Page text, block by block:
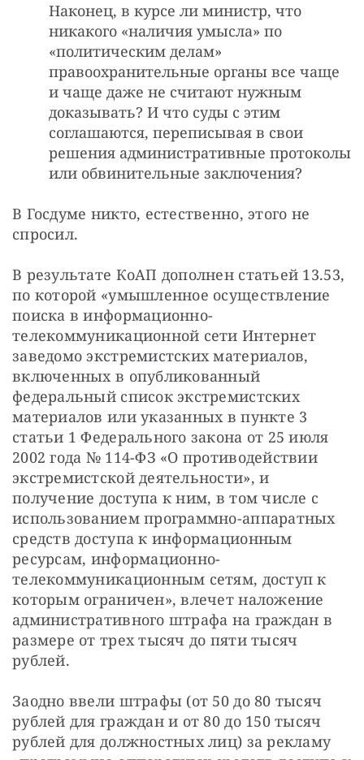
Наконец, в курсе ли министр, что
никакого «наличия умысла» по
«политическим делам»
правоохранительные органы все чаще
и чаще даже не считают нужным
доказывать? И что суды с этим
соглашаются, переписывая в свои
решения административные протоколы
или обвинительные заключения?
В Госдуме никто, естественно, этого не
спросил.
В результате КоАП дополнен статьей 13.53,
по которой «умышленное осуществление
поиска в информационно-
телекоммуникационной сети Интернет
заведомо экстремистских материалов,
включенных в опубликованный
федеральный список экстремистских
материалов или указанных в пункте 3
статьи 1 Федерального закона от 25 июля
2002 года № 114-ФЗ «О противодействии
экстремистской деятельности», и
получение доступа к ним, в том числе с
использованием программно-аппаратных
средств доступа к информационным
ресурсам, информационно-
телекоммуникационным сетям, доступ к
которым ограничен», влечет наложение
административного штрафа на граждан в
размере от трех тысяч до пяти тысяч
рублей.
Заодно ввели штрафы (от 50 до 80 тысяч
рублей для граждан и от 80 до 150 тысяч
рублей для должностных лиц) за рекламу